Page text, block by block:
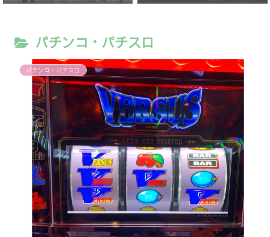
パチンコ・パチスロ
パチンコ・パチスロ